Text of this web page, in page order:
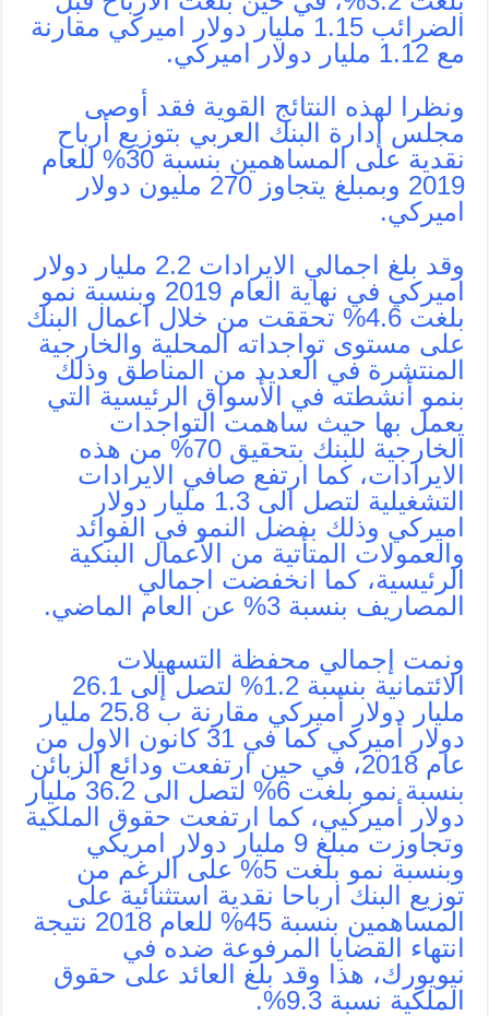
الضرائب 1.15 مليار دولار اميركي مقارنة
مع 1.12 مليار دولار اميركي.
ونظرا لهذه النتائج القوية فقد أوصى
مجلس إدارة البنك العربي بتوزيع أرباح
نقدية على المساهمين بنسبة 30% للعام
2019 وبمبلغ يتجاوز 270 مليون دولار
اميركي.
وقد بلغ اجمالي الايرادات 2.2 مليار دولار
اميركي في نهاية العام 2019 وبنسبة نمو
بلغت 4.6% تحققت من خلال اعمال البنك
على مستوى تواجداته المحلية والخارجية
المنتشرة في العديد من المناطق وذلك
بنمو أنشطته في الأسواق الرئيسية التي
يعمل بها حيث ساهمت التواجدات
الخارجية للبنك بتحقيق 70% من هذه
الايرادات، كما ارتفع صافي الايرادات
التشغيلية لتصل الى 1.3 مليار دولار
اميركي وذلك بفضل النمو في الفوائد
والعمولات المتأتية من الأعمال البنكية
الرئيسية، كما انخفضت اجمالي
المصاريف بنسبة 3% عن العام الماضي.
ونمت إجمالي محفظة التسهيلات
الائتمانية بنسبة 1.2% لتصل إلى 26.1
مليار دولار أميركي مقارنة ب 25.8 مليار
دولار أميركي كما في 31 كانون الاول من
عام 2018، في حين ارتفعت ودائع الزبائن
بنسبة نمو بلغت 6% لتصل الى 36.2 مليار
دولار أميركيي، كما ارتفعت حقوق الملكية
وتجاوزت مبلغ 9 مليار دولار امريكي
وبنسبة نمو بلغت 5% على الرغم من
توزيع البنك ارباحا نقدية استثنائية على
المساهمين بنسبة 45% للعام 2018 نتيجة
انتهاء القضايا المرفوعة ضده في
نيويورك، هذا وقد بلغ العائد على حقوق
الملكية نسبة 9.3%.